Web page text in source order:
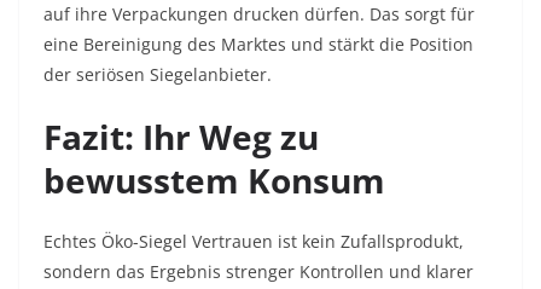
auf ihre Verpackungen drucken dürfen. Das sorgt für
eine Bereinigung des Marktes und stärkt die Position
der seriösen Siegelanbieter.
Fazit: Ihr Weg zu
bewusstem Konsum
Echtes Öko-Siegel Vertrauen ist kein Zufallsprodukt,
sondern das Ergebnis strenger Kontrollen und klarer